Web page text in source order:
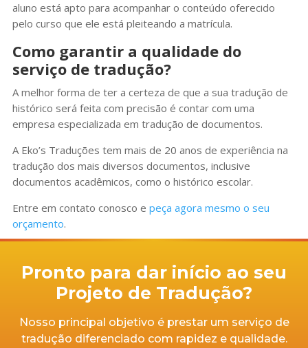
aluno está apto para acompanhar o conteúdo oferecido
pelo curso que ele está pleiteando a matrícula.
Como garantir a qualidade do
serviço de tradução?
A melhor forma de ter a certeza de que a sua tradução de
histórico será feita com precisão é contar com uma
empresa especializada em tradução de documentos.
A Eko’s Traduções tem mais de 20 anos de experiência na
tradução dos mais diversos documentos, inclusive
documentos acadêmicos, como o histórico escolar.
Entre em contato conosco e peça agora mesmo o seu
orçamento.
Pronto para dar início ao seu
Projeto de Tradução?
Nosso principal objetivo é prestar um serviço de
tradução diferenciado com rapidez e qualidade.